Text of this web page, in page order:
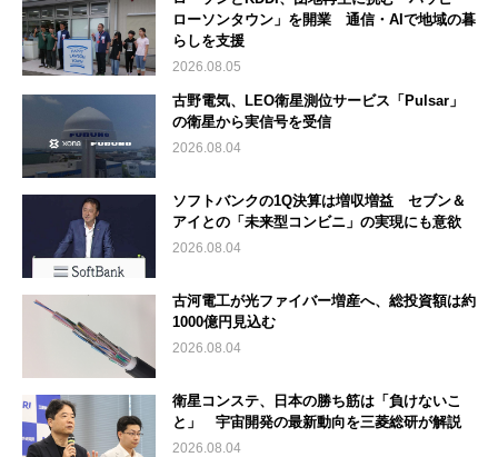
ローソンタウン」を開業 通信・AIで地域の暮
らしを支援
2026.08.05
古野電気、LEO衛星測位サービス「Pulsar」
の衛星から実信号を受信
2026.08.04
ソフトバンクの1Q決算は増収増益 セブン＆
アイとの「未来型コンビニ」の実現にも意欲
2026.08.04
古河電工が光ファイバー増産へ、総投資額は約
1000億円見込む
2026.08.04
衛星コンステ、日本の勝ち筋は「負けないこ
と」 宇宙開発の最新動向を三菱総研が解説
2026.08.04